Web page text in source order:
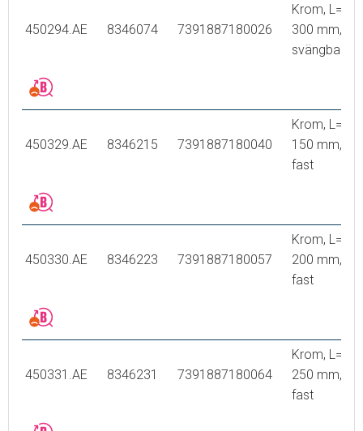
450294.AE 8346074 7391887180026
Krom, L=
300 mm,
svängbar
450329.AE 8346215 7391887180040
Krom, L=
150 mm,
fast
450330.AE 8346223 7391887180057
Krom, L=
200 mm,
fast
450331.AE 8346231 7391887180064
Krom, L=
250 mm,
fast